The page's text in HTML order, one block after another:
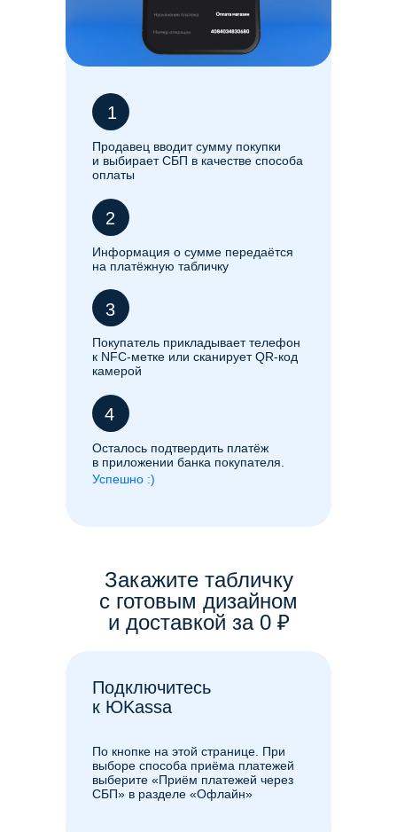
Продавец вводит сумму покупки
и выбирает СБП в качестве способа
оплаты
Информация о сумме передаётся
на платёжную табличку
Покупатель прикладывает телефон
к NFC-метке или сканирует QR-код
камерой
Осталось подтвердить платёж
в приложении банка покупателя.
Успешно :)
1
2
3
4
Закажите табличку
с готовым дизайном
и доставкой за 0 ₽
По кнопке на этой странице. При
выборе способа приёма платежей
выберите «Приём платежей через
СБП» в разделе «Офлайн»
Подключитесь
к ЮKassa